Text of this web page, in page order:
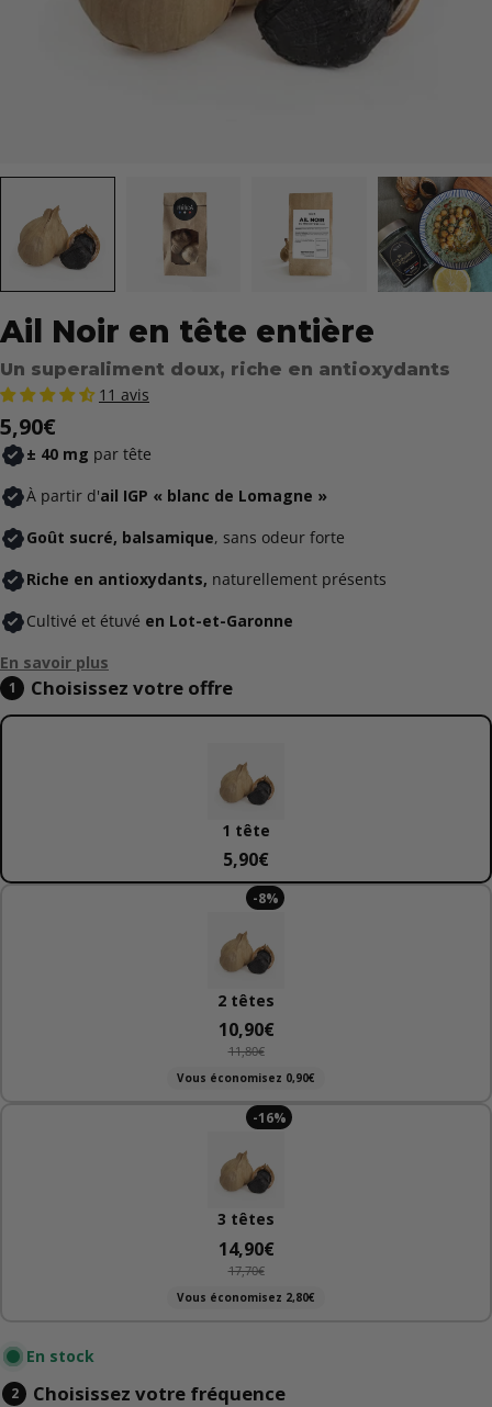
Ail Noir en tête entière
Un superaliment doux, riche en antioxydants
11 avis
Prix
de
base
5,90€
± 40 mg par tête
À partir d'ail IGP « blanc de Lomagne »
Goût sucré, balsamique, sans odeur forte
Riche en antioxydants, naturellement présents
Cultivé et étuvé en Lot-et-Garonne
En savoir plus
Choisissez votre offre
1 tête
Prix
de
base
5,90€
-8%
2 têtes
Prix
soldé
10,90€
Prix
de
11,80€
Vous économisez 0,90€
-16%
3 têtes
Prix
soldé
14,90€
Prix
de
17,70€
Vous économisez 2,80€
En stock
Choisissez votre fréquence